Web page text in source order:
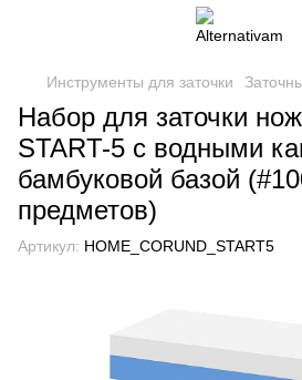
Инструменты для заточки
Набор для заточки
START-5 с водными
бамбуковой базой
предметов)
Артикул: HOME_CORUND_START5